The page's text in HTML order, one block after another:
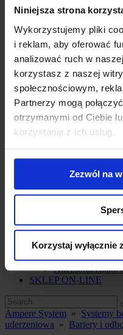
Niniejsza strona
Wykorzystujemy pliki
i reklam, aby oferować
analizować ruch w
korzystasz z naszej
społecznościowym,
Partnerzy mogą
otrzymanymi od Ciebie
korzystania z ich usług.
Zezwól na
Korzystaj wyłącznie
Taśmy do
Utrzymanie i
Systemy
Bariery i odbojnice
Odbojnice
Bariery
Bariery
Bariery dla
Słupki
Kątowniki
Profile
Progi
kabli
Aerozole techniczne i
Ochrona powłok
Oleje, smary i
Preparaty
Uszczelniacze
Preparaty do
Leśnictwo/sport
Malowanie
Wydarzenia
Akcesoria/
SKLEP ON-LINE
Ampere System » Systemy
uderzeniowa » Bariery i